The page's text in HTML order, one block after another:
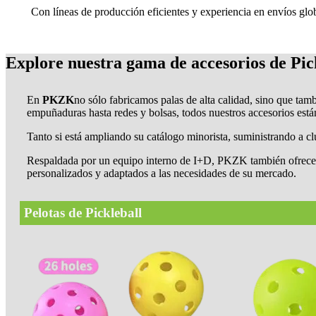
Con líneas de producción eficientes y experiencia en envíos
Explore nuestra gama de accesorios de
En PKZKno sólo fabricamos palas de alta calidad, sino que
empuñaduras hasta redes y bolsas, todos nuestros accesorios
Tanto si está ampliando su catálogo minorista, suministrando
Respaldada por un equipo interno de I+D, PKZK también
personalizados y adaptados a las necesidades de su mercado.
Pelotas de Pickleball